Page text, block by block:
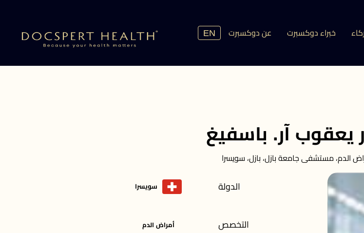
EN عن دوكسبرت خبراء دوكسبرت
يعقوب آر. باسفيغ
الدم، مستشفى جامعة بازل، بازل، سويسرا
الدولة سويسرا
التخصص أمراض الدم